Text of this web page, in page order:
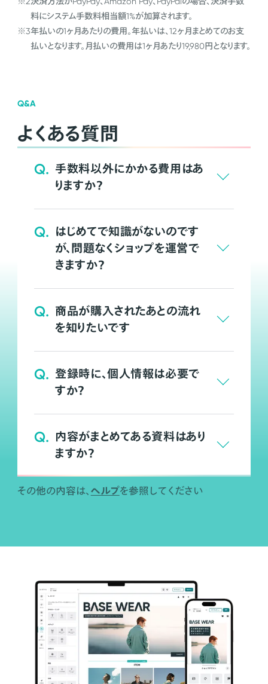
料にシステム手数料相当額1%が加算されます。
※3年払いの1ヶ月あたりの費用。年払いは、12ヶ月まとめてのお支
払いとなります。月払いの費用は1ヶ月あたり19,980円となります。
Q&A
よくある質問
Q. 手数料以外にかかる費用はあ
りますか？
Q. はじめてで知識がないのです
が、問題なくショップを運営で
きますか？
Q. 商品が購入されたあとの流れ
を知りたいです
Q. 登録時に、個人情報は必要で
すか？
Q. 内容がまとめてある資料はあり
ますか？
その他の内容は、 ヘルプを参照してください